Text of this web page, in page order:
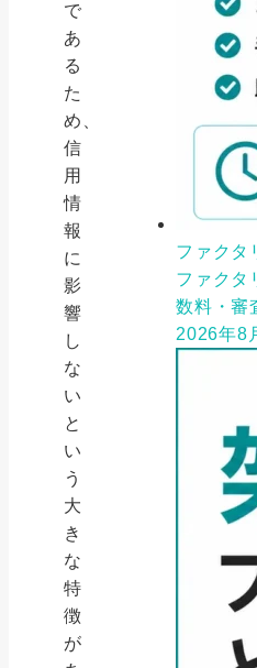
で
あ
る
た
め、
信
用
情
報
に
影
響
し
な
い
と
い
う
大
き
な
特
徴
が
ファクタ
ファクタ
数料・審
2026年8